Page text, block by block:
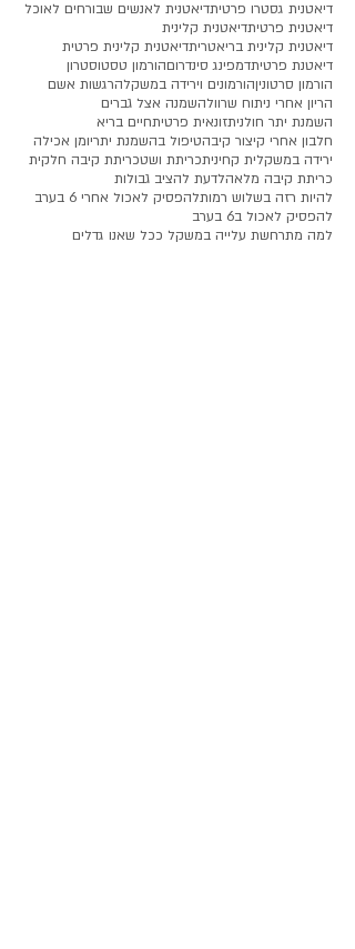
דיאטנית גסטרו פרטיתדיאטנית לאנשים שבורחים לאוכל
דיאטנית פרטיתדיאטנית קלינית
דיאטנית קלינית בריאטריתדיאטנית קלינית פרטית
דיאטנת פרטיתדמפינג סינדרוםהורמון טסטוסטרון
הורמון סרטוניןהורמונים וירידה במשקלהרגשות אשם
הריון אחרי ניתוח שרוולהשמנה אצל גברים
השמנת יתר חולניתזונאית פרטיתחיים בריא
חלבון אחרי קיצור קיבהטיפול בהשמנת יתריומן אכילה
ירידה במשקלית קחיניתכריתת ושטכריתת קיבה חלקית
כריתת קיבה מלאהלדעת להציב גבולות
להיות רזה בשלוש רמותלהפסיק לאכול אחרי 6 בערב
להפסיק לאכול ב6 בערב
למה מתרחשת עלייה במשקל ככל שאנו גדלים